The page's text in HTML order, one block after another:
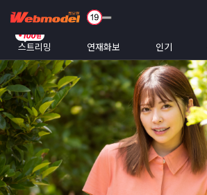
스트리밍 연재화보 인기